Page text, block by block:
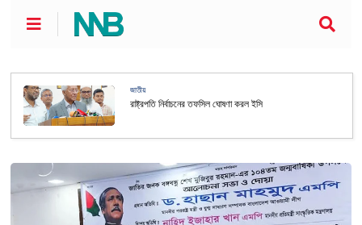
জাতীয়
রাষ্ট্রপতি নির্বাচনের তফসিল ঘোষণা করল ইসি